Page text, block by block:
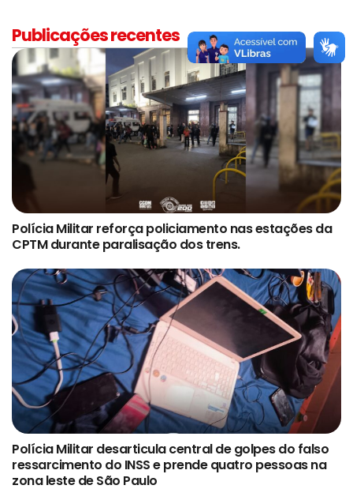
Publicações recentes
Polícia Militar reforça policiamento nas estações da
CPTM durante paralisação dos trens.
Polícia Militar desarticula central de golpes do falso
ressarcimento do INSS e prende quatro pessoas na
zona leste de São Paulo